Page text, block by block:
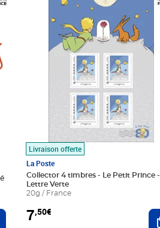
au panier
Livraison offerte
La Poste
Collector 4 timbres - Le Petit Prince -
Lettre Verte
20g / France
7,50€